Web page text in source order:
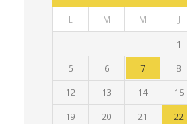
L M M J
1
5
6 7 8
12
13 14 15
19
20 21 22